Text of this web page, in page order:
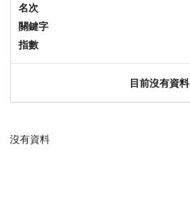
名次
關鍵字
指數
目前沒有資料
沒有資料